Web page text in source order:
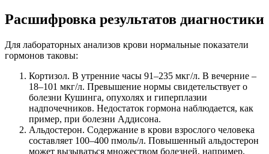
Расшифровка результатов диагностики
Для лабораторных анализов крови нормальные показатели
гормонов таковы:
Кортизол. В утренние часы 91–235 мкг/л. В вечерние –
18–101 мкг/л. Превышение нормы свидетельствует о
болезни Кушинга, опухолях и гиперплазии
надпочечников. Недостаток гормона наблюдается, как
пример, при болезни Аддисона.
Альдостерон. Содержание в крови взрослого человека
составляет 100–400 пмоль/л. Повышенный альдостерон
может вызываться множеством болезней, например,